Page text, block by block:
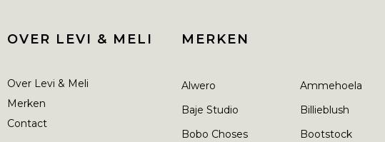
OVER LEVI & MELI
Over Levi & Meli
Merken
Contact
MERKEN
Alwero
Ammehoela
Baje Studio
Billieblush
Bobo Choses
Bootstock